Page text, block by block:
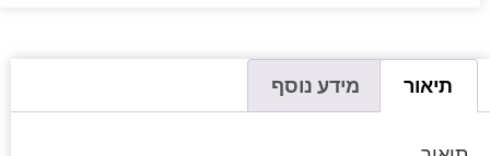
תיאור מידע נוסף